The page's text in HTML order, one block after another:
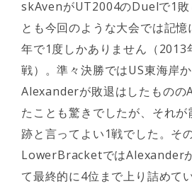
skAvenがUT2004のDuelで1敗
とも今回のような大会では記
年で1度しかありません（
戦）。準々決勝ではUS東海岸
Alexanderが敗退はしたものの
たことも驚きでしたが、それ
跡と言ってよい1戦でした。その
LowerBracketではAlexander
て最終的に4位まで上り詰めてい